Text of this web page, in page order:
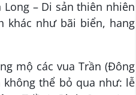
– Di sản thiên nhiên
khác như bãi biển, hang
mộ các vua Trần (Đông
không thể bỏ qua như: lễ